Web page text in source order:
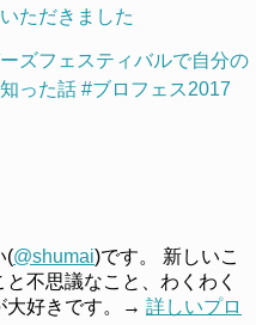
ただきました
ズフェスティバルで自分の
った話 #ブロフェス2017
(@shumai)です。 新しいこ
と不思議なこと、わくわく
大好きです。→ 詳しいプロ